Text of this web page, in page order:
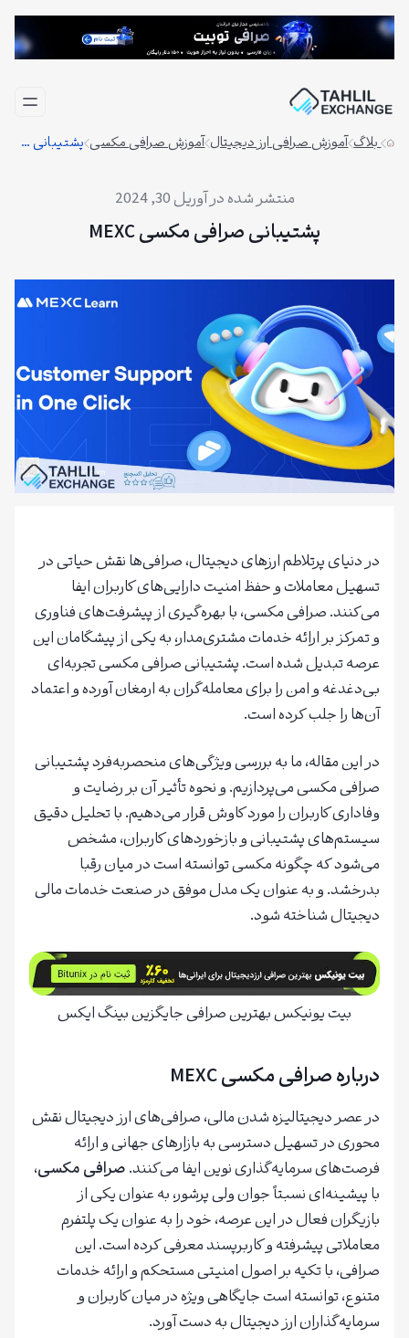
رفتن
بلاگ آموزش صرافی ارز دیجیتال آموزش صرافی مکسی پشتیبانی صرافی مکسی MEXC
آوریل 30, 2024
پشتیبانی صرافی مکسی MEXC
در دنیای پرتلاطم ارزهای دیجیتال، صرافی‌ها نقش حیاتی در
تسهیل معاملات و حفظ امنیت دارایی‌های کاربران ایفا
می‌کنند. صرافی مکسی، با بهره‌گیری از پیشرفت‌های فناوری
و تمرکز بر ارائه خدمات مشتری‌مدار، به یکی از پیشگامان این
عرصه تبدیل شده است. پشتیبانی صرافی مکسی تجربه‌ای
بی‌دغدغه و امن را برای معامله‌گران به ارمغان آورده و اعتماد
آن‌ها را جلب کرده است.
در این مقاله، ما به بررسی ویژگی‌های منحصربه‌فرد پشتیبانی
صرافی مکسی می‌پردازیم. و نحوه تأثیر آن بر رضایت و
وفاداری کاربران را مورد کاوش قرار می‌دهیم. با تحلیل دقیق
سیستم‌های پشتیبانی و بازخوردهای کاربران، مشخص
می‌شود که چگونه مکسی توانسته است در میان رقبا
بدرخشد. و به عنوان یک مدل موفق در صنعت خدمات مالی
دیجیتال شناخته شود.
بیت یونیکس بهترین صرافی جایگزین بینگ ایکس
درباره صرافی مکسی MEXC
در عصر دیجیتالیزه شدن مالی، صرافی‌های ارز دیجیتال نقش
محوری در تسهیل دسترسی به بازارهای جهانی و ارائه
فرصت‌های سرمایه‌گذاری نوین ایفا می‌کنند.صرافی مکسی،
با پیشینه‌ای نسبتاً جوان ولی پرشور، به عنوان یکی از
بازیگران فعال در این عرصه، خود را به عنوان یک پلتفرم
معاملاتی پیشرفته و کاربرپسند معرفی کرده است. این
صرافی، با تکیه بر اصول امنیتی مستحکم و ارائه خدمات
متنوع، توانسته است جایگاهی ویژه در میان کاربران و
سرمایه‌گذاران ارز دیجیتال به دست آورد.